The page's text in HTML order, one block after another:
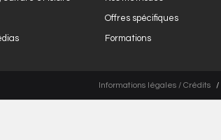
Offres spécifiques
Formations
Informations légales / Crédits